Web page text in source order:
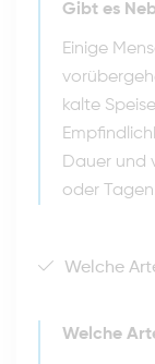
Gibt es
Einige
kalte
Dauer und
oder
Welche
Welche